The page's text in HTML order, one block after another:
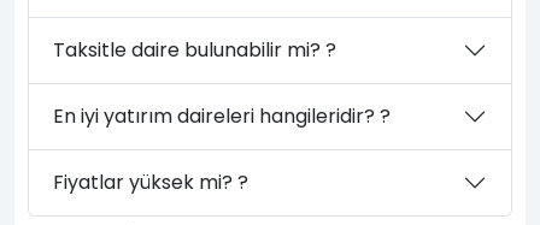
Taksitle daire bulunabilir mi? ?
En iyi yatırım daireleri hangileridir? ?
Fiyatlar yüksek mi? ?